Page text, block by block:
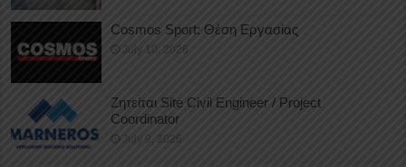
Cosmos Sport: Θέση Εργασίας
July 10, 2026
Ζητείται Site Civil Engineer / Project
Coordinator
July 9, 2026